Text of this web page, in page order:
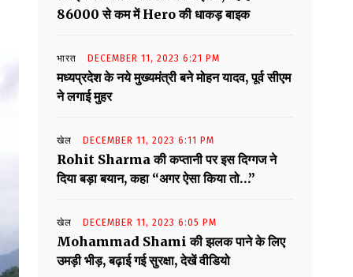
86000 से कम में Hero की धाकड़ बाइक
भारत DECEMBER 11, 2023 6:21 PM
मध्यप्रदेश के नये मुख्यमंत्री बने मोहन यादव, पूर्व सीएम
ने लगाई मुहर
खेल DECEMBER 11, 2023 6:11 PM
Rohit Sharma की कप्तानी पर इस दिग्गज ने
दिया बड़ा बयान, कहा “अगर ऐसा किया तो…”
खेल DECEMBER 11, 2023 6:05 PM
Mohammad Shami की झलक पाने के लिए
उमड़ी भीड़, बढ़ाई गई सुरक्षा, देखें वीडियो